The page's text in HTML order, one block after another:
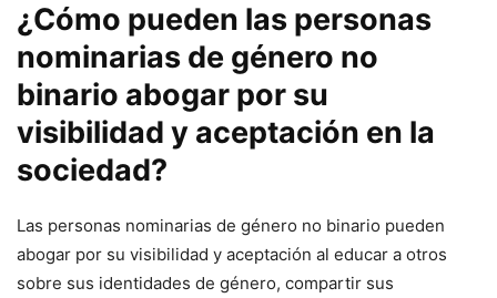
¿Cómo pueden las personas
nominarias de género no
binario abogar por su
visibilidad y aceptación en la
sociedad?
Las personas nominarias de género no binario pueden
abogar por su visibilidad y aceptación al educar a otros
sobre sus identidades de género, compartir sus